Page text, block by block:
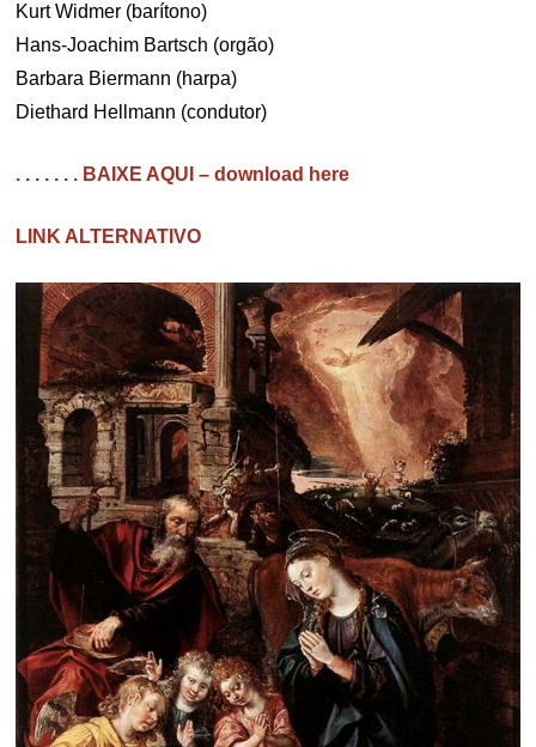
Kurt Widmer (barítono)
Hans-Joachim Bartsch (orgão)
Barbara Biermann (harpa)
Diethard Hellmann (condutor)
. . . . . . . BAIXE AQUI – download here
LINK ALTERNATIVO